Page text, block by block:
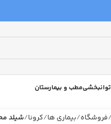
توانبخشیمطب و بیمارستان
فروشگاه بیماری ها کرونا شیلد